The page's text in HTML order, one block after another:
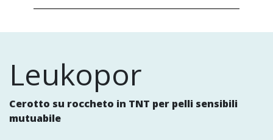
Leukopor
Cerotto su roccheto in TNT per pelli sensibili
mutuabile